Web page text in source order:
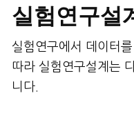
실험연구설
실험연구에서 데이터
따라 실험연구설계는
니다.